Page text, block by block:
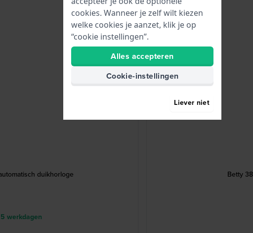
duikhorloge
werkdagen
Betty
cookies. Wanneer je zelf wilt kiezen
welke cookies je aanzet, klik je op
“cookie instellingen”.
Alles accepteren
Cookie-instellingen
Liever niet